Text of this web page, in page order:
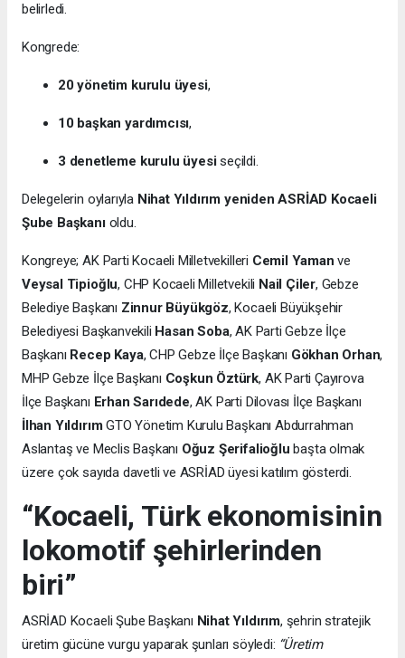
belirledi.
Kongrede:
20 yönetim kurulu üyesi,
10 başkan yardımcısı,
3 denetleme kurulu üyesiseçildi.
Delegelerin oylarıyla Nihat Yıldırım yeniden ASRİAD Kocaeli
Şube Başkanıoldu.
Kongreye; AK Parti Kocaeli Milletvekilleri Cemil Yaman ve
Veysal Tipioğlu, CHP Kocaeli Milletvekili Nail Çiler, Gebze
Belediye Başkanı Zinnur Büyükgöz, Kocaeli Büyükşehir
Belediyesi Başkanvekili Hasan Soba, AK Parti Gebze İlçe
Başkanı Recep Kaya, CHP Gebze İlçe Başkanı Gökhan Orhan,
MHP Gebze İlçe Başkanı Coşkun Öztürk, AK Parti Çayırova
İlçe Başkanı Erhan Sarıdede, AK Parti Dilovası İlçe Başkanı
İlhan YıldırımGTO Yönetim Kurulu Başkanı Abdurrahman
Aslantaş ve Meclis Başkanı Oğuz Şerifalioğlu başta olmak
üzere çok sayıda davetli ve ASRİAD üyesi katılım gösterdi.
“Kocaeli, Türk ekonomisinin
lokomotif şehirlerinden
biri”
ASRİAD Kocaeli Şube Başkanı Nihat Yıldırım, şehrin stratejik
üretim gücüne vurgu yaparak şunları söyledi: “Üretim